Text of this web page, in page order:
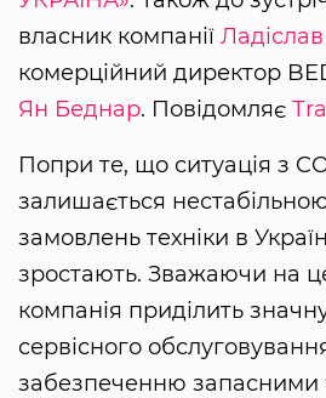
власник компанії
комерційний директор
Ян Беднар. Повідомляє
Попри те, що ситуація з
залишається
замовлень техніки в
зростають. Зважаючи на
компанія приділить
сервісного
забезпеченню запасними